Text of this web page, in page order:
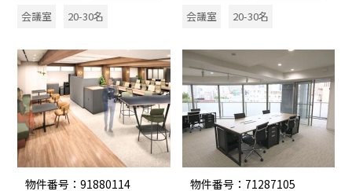
会議室
20-30名
会議室
20-30名
物件番号：91880114 物件番号：71287105